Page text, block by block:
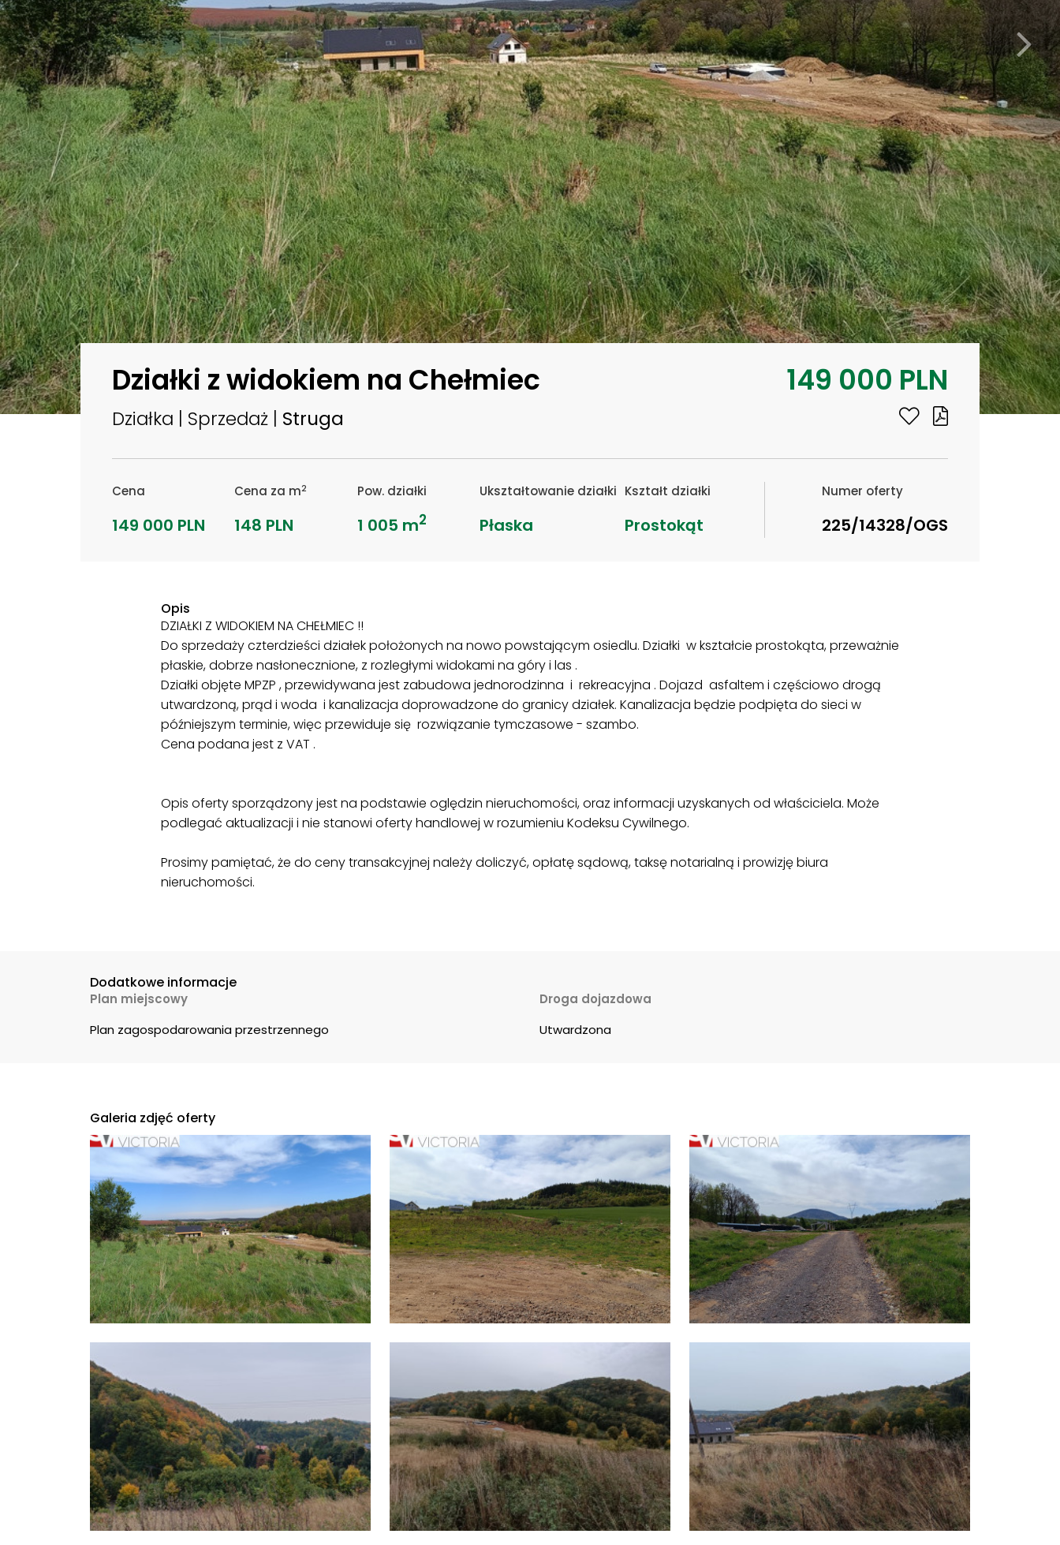
Działki z widokiem na Chełmiec
Działka | Sprzedaż | Struga
149 000 PLN
Cena
149 000 PLN
Cena za m2
148 PLN
Pow. działki
1 005 m2
Ukształtowanie działki
Płaska
Kształt działki
Prostokąt
Numer oferty
225/14328/OGS
Opis
DZIAŁKI Z WIDOKIEM NA CHEŁMIEC !!
Do sprzedaży czterdzieści działek położonych na nowo powstającym osiedlu. Działki w kształcie prostokąta, przeważnie
płaskie, dobrze nasłonecznione, z rozległymi widokami na góry i las .
Działki objęte MPZP , przewidywana jest zabudowa jednorodzinna i rekreacyjna . Dojazd asfaltem i częściowo drogą
utwardzoną, prąd i woda i kanalizacja doprowadzone do granicy działek. Kanalizacja będzie podpięta do sieci w
późniejszym terminie, więc przewiduje się rozwiązanie tymczasowe - szambo.
Cena podana jest z VAT .
Opis oferty sporządzony jest na podstawie oględzin nieruchomości, oraz informacji uzyskanych od właściciela. Może
podlegać aktualizacji i nie stanowi oferty handlowej w rozumieniu Kodeksu Cywilnego.
Prosimy pamiętać, że do ceny transakcyjnej należy doliczyć, opłatę sądową, taksę notarialną i prowizję biura
nieruchomości.
Dodatkowe informacje
Plan miejscowy
Plan zagospodarowania przestrzennego
Droga dojazdowa
Utwardzona
Galeria zdjęć oferty